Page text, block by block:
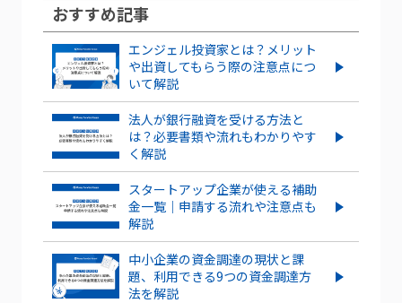
信託型ストックオプションとは？メリ
ット・デメリットを紹介
ベンチャー企業のストックオプションと
は？導入するメリット・デメリット、注
意点を解説
ストックオプションとは？仕組みや種
類、導入する手順・手続きを紹介
ストックオプションを新規に行使する
流れやタイミングを解説！
もっとみる
スタートアップがIPOするメリット・デ
メリットとは？成功させるポイントも解
説
IPOとは？POや上場との違いやメリッ
おすすめ記事
エンジェル投資家とは？メリット
や出資してもらう際の注意点につ
いて解説
法人が銀行融資を受ける方法と
は？必要書類や流れもわかりやす
く解説
スタートアップ企業が使える補助
金一覧｜申請する流れや注意点も
解説
中小企業の資金調達の現状と課
題、利用できる9つの資金調達方
法を解説